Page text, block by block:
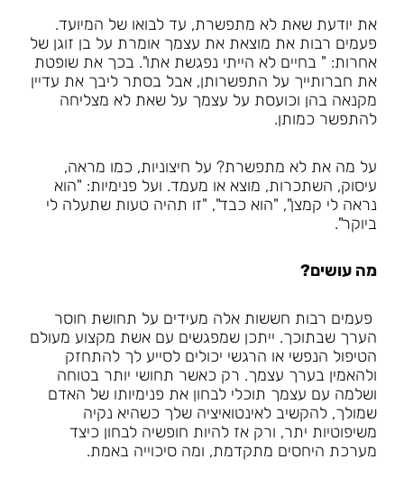
את יודעת שאת לא מתפשרת, עד לבואו של המיועד.
פעמים רבות את מוצאת את עצמך אומרת על בן זוגן של
אחרות: " בחיים לא הייתי נפגשת אתו". בכך את שופטת
את חברותייך על התפשרותן, אבל בסתר ליבך את עדיין
מקנאה בהן וכועסת על עצמך על שאת לא מצליחה
להתפשר כמותן.
על מה את לא מתפשרת? על חיצוניות, כמו מראה,
עיסוק, השתכרות, מוצא או מעמד. ועל פנימיות: "הוא
נראה לי קמצן", "הוא כבד", "זו תהיה טעות שתעלה לי
ביוקר".
מה עושים?
פעמים רבות חששות אלה מעידים על תחושת חוסר
הערך שבתוכך. ייתכן שמפגשים עם אשת מקצוע מעולם
הטיפול הנפשי או הרגשי יכולים לסייע לך להתחזק
ולהאמין בערך עצמך. רק כאשר תחושי יותר בטוחה
ושלמה עם עצמך תוכלי לבחון את פנימיותו של האדם
שמולך, להקשיב לאינטואיציה שלך כשהיא נקיה
משיפוטיות יתר, ורק אז להיות חופשיה לבחון כיצד
מערכת היחסים מתקדמת, ומה סיכוייה באמת.